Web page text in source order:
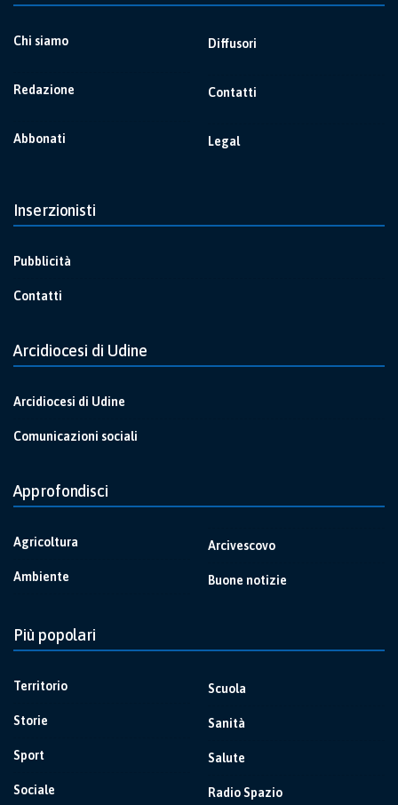
Chi siamo
Redazione
Abbonati
Diffusori
Contatti
Legal
Inserzionisti
Pubblicità
Contatti
Arcidiocesi di Udine
Arcidiocesi di Udine
Comunicazioni sociali
Approfondisci
Agricoltura
Ambiente
Arcivescovo
Buone notizie
Più popolari
Territorio
Storie
Sport
Sociale
Scuola
Sanità
Salute
Radio Spazio